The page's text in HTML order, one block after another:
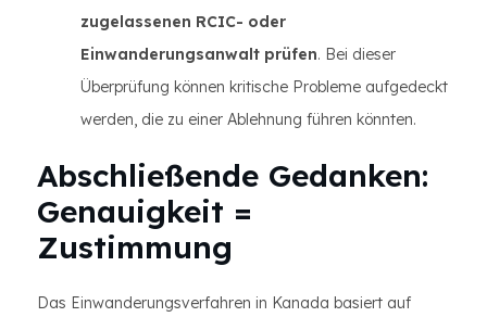
zugelassenen RCIC- oder
Einwanderungsanwalt prüfen. Bei dieser
Überprüfung können kritische Probleme aufgedeckt
werden, die zu einer Ablehnung führen könnten.
Abschließende Gedanken:
Genauigkeit =
Zustimmung
Das Einwanderungsverfahren in Kanada basiert auf